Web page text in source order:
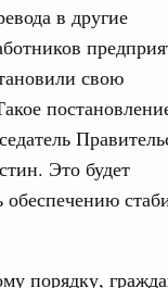
в другие
свою
Это будет
обеспечению
порядку,
раздел "Поиск по
среда
труда и
по
«Экологическое
объём